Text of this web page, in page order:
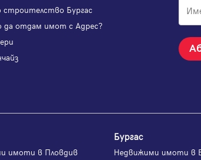
строителство Бургас
да отдам имот с Адрес?
имоти в Пловдив
Бургас
Недвижими имоти в